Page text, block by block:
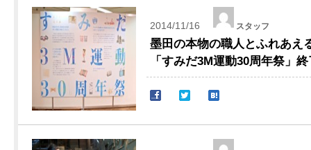
2014/11/16 スタッフ
墨田の本物の職人とふれあえ
「すみだ3M運動30周年祭」